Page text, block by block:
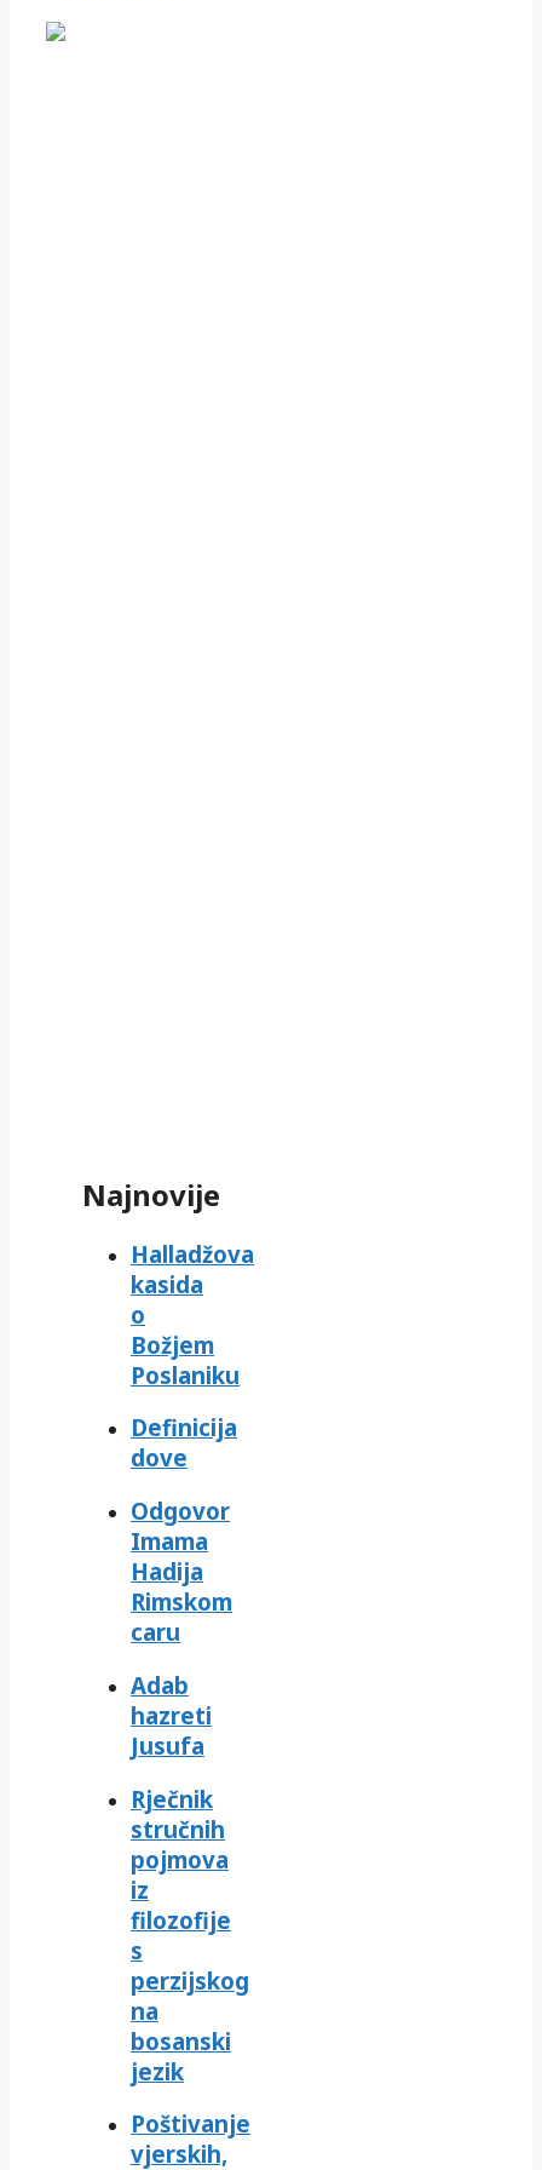
Najnovije
Halladžova
kasida
o
Božjem
Poslaniku
Definicija
dove
Odgovor
Imama
Hadija
Rimskom
caru
Adab
hazreti
Jusufa
Rječnik
stručnih
pojmova
iz
filozofije
s
perzijskog
na
bosanski
jezik
Poštivanje
vjerskih,